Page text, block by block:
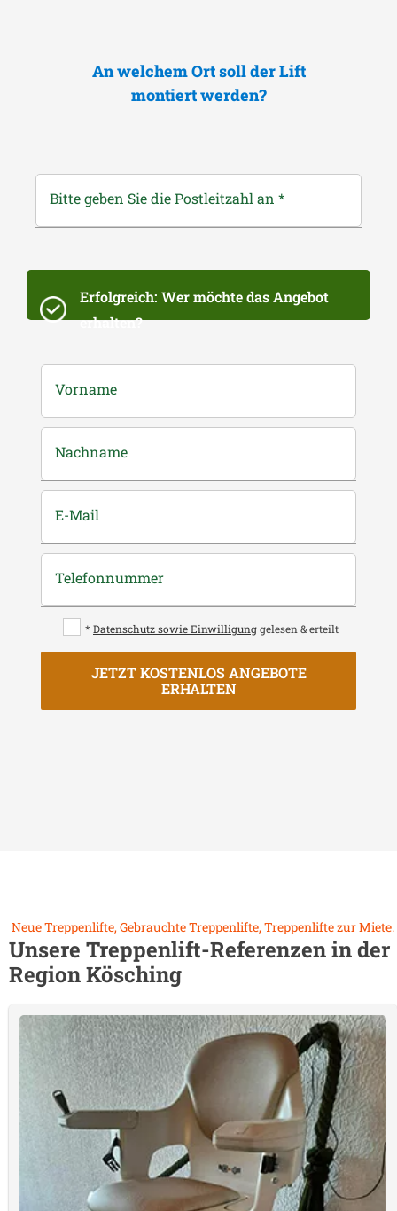
An welchem Ort soll der Lift
montiert werden?
Bitte geben Sie die Postleitzahl an *
Erfolgreich: Wer möchte das Angebot
erhalten?
Vorname
Nachname
E-Mail
Telefonnummer
* Datenschutz sowie Einwilligung gelesen & erteilt
JETZT KOSTENLOS ANGEBOTE
ERHALTEN
Neue Treppenlifte, Gebrauchte Treppenlifte, Treppenlifte zur Miete.
Unsere Treppenlift-Referenzen in der
RegionKösching